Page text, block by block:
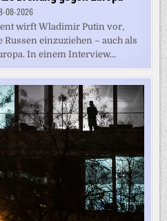
08-2026
wirft Wladimir Putin vor,
einzuziehen – auch als
In einem Interview...